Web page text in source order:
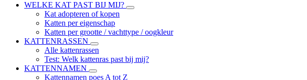
WELKE KAT PAST BIJ MIJ?
Kat adopteren of kopen
Katten per eigenschap
Katten per grootte / vachttype / oogkleur
KATTENRASSEN
Alle kattenrassen
Test: Welk kattenras past bij mij?
KATTENNAMEN
Kattennamen poes A tot Z